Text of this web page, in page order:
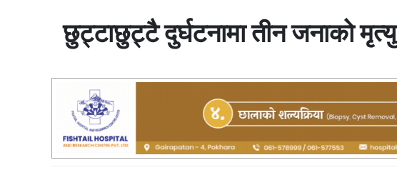
छुट्टाछुट्टै दुर्घटनामा तीन जनाको मृत्यु